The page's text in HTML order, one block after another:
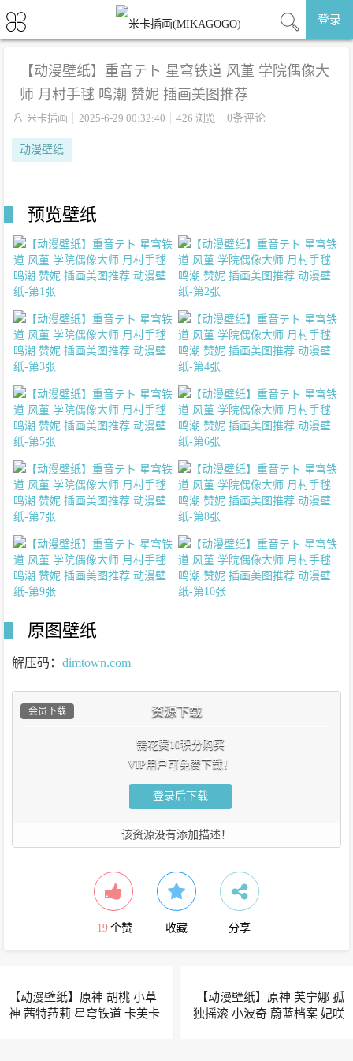
登录
【动漫壁纸】重音テト 星穹铁道 风堇 学院偶像大
师 月村手毬 鸣潮 赞妮 插画美图推荐
 米卡插画 2025-6-29 00:32:40 426 浏览 0条评论
动漫壁纸
预览壁纸
原图壁纸
解压码： dimtown.com
资源下载
会员下载
需花费10积分购买
VIP用户可免费下载！
登录后下载
该资源没有添加描述！
19 个赞 收藏 分享
【动漫壁纸】原神 胡桃 小草
神 茜特菈莉 星穹铁道 卡芙卡
【动漫壁纸】原神 芙宁娜 孤
独摇滚 小波奇 蔚蓝档案 妃咲